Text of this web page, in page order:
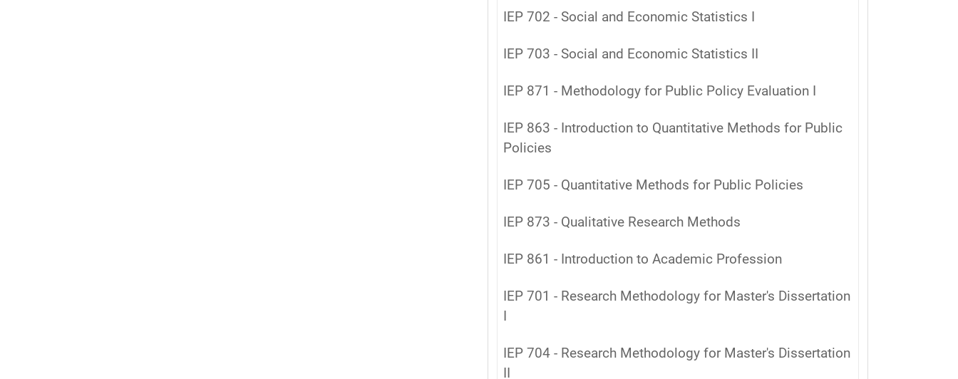
IEP 702 - Social and Economic Statistics I
IEP 703 - Social and Economic Statistics II
IEP 871 - Methodology for Public Policy Evaluation I
IEP 863 - Introduction to Quantitative Methods for Public
Policies
IEP 705 - Quantitative Methods for Public Policies
IEP 873 - Qualitative Research Methods
IEP 861 - Introduction to Academic Profession
IEP 701 - Research Methodology for Master's Dissertation
I
IEP 704 - Research Methodology for Master's Dissertation
II